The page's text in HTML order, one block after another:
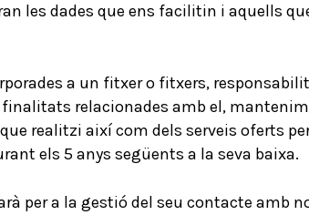
les dades que ens facilitin i aquells
a un fitxer o fitxers, responsabilitat
finalitats relacionades amb el,
realitzi així com dels serveis oferts
els 5 anys següents a la seva baixa.
per a la gestió del seu contacte amb